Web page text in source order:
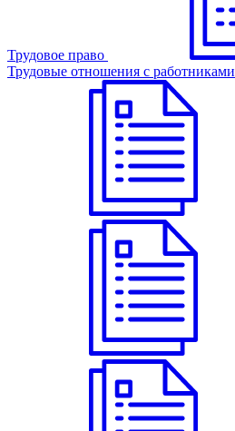
Трудовое право
Трудовые отношения с работниками